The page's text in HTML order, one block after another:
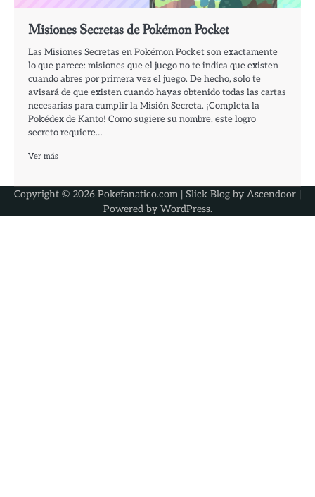
Misiones Secretas de Pokémon Pocket
Las Misiones Secretas en Pokémon Pocket son exactamente
lo que parece: misiones que el juego no te indica que existen
cuando abres por primera vez el juego. De hecho, solo te
avisará de que existen cuando hayas obtenido todas las cartas
necesarias para cumplir la Misión Secreta. ¡Completa la
Pokédex de Kanto! Como sugiere su nombre, este logro
secreto requiere…
Ver más
Copyright © 2026 Pokefanatico.com | Slick Blog by Ascendoor |
Powered by WordPress.